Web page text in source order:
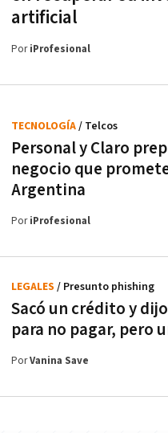
artificial
PoriProfesional
Personal y Claro
negocio que
Argentina
TECNOLOGÍA/ Telcos
PoriProfesional
Sacó un crédito y
para no pagar, pero
LEGALES / Presunto phishing
PorVanina Save